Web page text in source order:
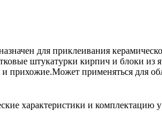
для приклеивания
штукатурки кирпич и блоки
прихожие.Может применяться для
характеристики и комплектацию